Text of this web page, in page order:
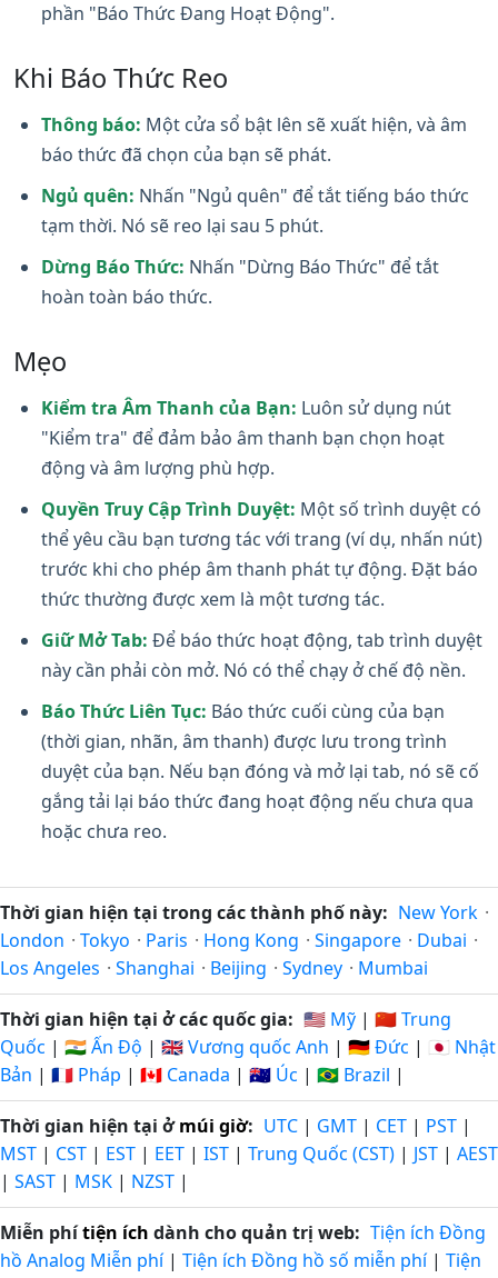
phần "Báo Thức Đang Hoạt Động".
Khi Báo Thức Reo
Thông báo: Một cửa sổ bật lên sẽ xuất hiện, và âm
báo thức đã chọn của bạn sẽ phát.
Ngủ quên: Nhấn "Ngủ quên" để tắt tiếng báo thức
tạm thời. Nó sẽ reo lại sau 5 phút.
Dừng Báo Thức: Nhấn "Dừng Báo Thức" để tắt
hoàn toàn báo thức.
Mẹo
Kiểm tra Âm Thanh của Bạn: Luôn sử dụng nút
"Kiểm tra" để đảm bảo âm thanh bạn chọn hoạt
động và âm lượng phù hợp.
Quyền Truy Cập Trình Duyệt: Một số trình duyệt có
thể yêu cầu bạn tương tác với trang (ví dụ, nhấn nút)
trước khi cho phép âm thanh phát tự động. Đặt báo
thức thường được xem là một tương tác.
Giữ Mở Tab: Để báo thức hoạt động, tab trình duyệt
này cần phải còn mở. Nó có thể chạy ở chế độ nền.
Báo Thức Liên Tục: Báo thức cuối cùng của bạn
(thời gian, nhãn, âm thanh) được lưu trong trình
duyệt của bạn. Nếu bạn đóng và mở lại tab, nó sẽ cố
gắng tải lại báo thức đang hoạt động nếu chưa qua
hoặc chưa reo.
Thời gian hiện tại trong các thành phố này: New York ·
London · Tokyo · Paris · Hong Kong · Singapore · Dubai ·
Los Angeles · Shanghai · Beijing · Sydney · Mumbai
Thời gian hiện tại ở các quốc gia: 🇺🇸 Mỹ | 🇨🇳 Trung
Quốc | 🇮🇳 Ấn Độ | 🇬🇧 Vương quốc Anh | 🇩🇪 Đức | 🇯🇵 Nhật
Bản | 🇫🇷 Pháp | 🇨🇦 Canada | 🇦🇺 Úc | 🇧🇷 Brazil |
Thời gian hiện tại ởmúi giờ: UTC | GMT | CET | PST |
MST | CST | EST | EET | IST | Trung Quốc (CST) | JST | AEST
| SAST | MSK | NZST |
Miễn phítiện ích dành cho quản trị web: Tiện ích Đồng
hồ Analog Miễn phí| Tiện ích Đồng hồ số miễn phí| Tiện